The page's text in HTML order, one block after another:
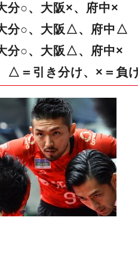
分○、大阪×、府中×
分○、大阪△、府中△
分○、大阪△、府中×
△＝引き分け、×＝負